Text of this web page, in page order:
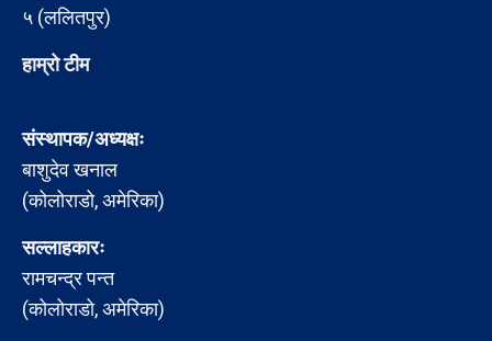
५ (ललितपुर)
हाम्रो टीम
संस्थापक/अध्यक्षः
बाशुदेव खनाल
(कोलोराडो, अमेरिका)
सल्लाहकारः
रामचन्द्र पन्त
(कोलोराडो, अमेरिका)